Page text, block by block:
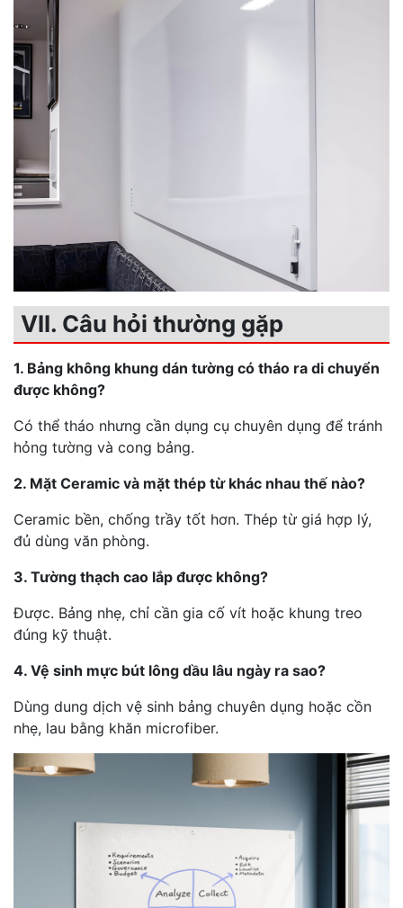
VII. Câu hỏi thường gặp
1. Bảng không khung dán tường có tháo ra di chuyển
được không?
Có thể tháo nhưng cần dụng cụ chuyên dụng để tránh
hỏng tường và cong bảng.
2. Mặt Ceramic và mặt thép từ khác nhau thế nào?
Ceramic bền, chống trầy tốt hơn. Thép từ giá hợp lý,
đủ dùng văn phòng.
3. Tường thạch cao lắp được không?
Được. Bảng nhẹ, chỉ cần gia cố vít hoặc khung treo
đúng kỹ thuật.
4. Vệ sinh mực bút lông dầu lâu ngày ra sao?
Dùng dung dịch vệ sinh bảng chuyên dụng hoặc cồn
nhẹ, lau bằng khăn microfiber.